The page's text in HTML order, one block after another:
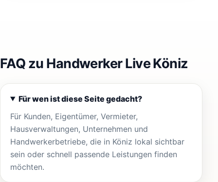
FAQ zu Handwerker Live Köniz
Für wen ist diese Seite gedacht?
Für Kunden, Eigentümer, Vermieter,
Hausverwaltungen, Unternehmen und
Handwerkerbetriebe, die in Köniz lokal sichtbar
sein oder schnell passende Leistungen finden
möchten.